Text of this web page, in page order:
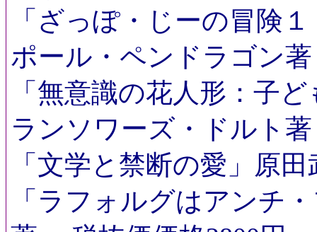
「ざっぽ・じーの冒険
ポール・ペンドラゴン
「無意識の花人形：子
ランソワーズ・ドルト
「文学と禁断の愛」原
「ラフォルグはアンチ